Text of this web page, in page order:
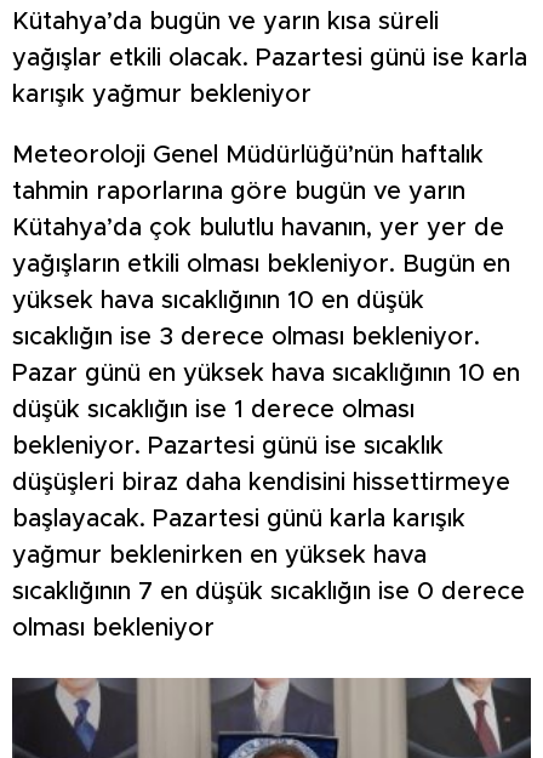
Kütahya’da bugün ve yarın kısa süreli
yağışlar etkili olacak. Pazartesi günü ise karla
karışık yağmur bekleniyor
Meteoroloji Genel Müdürlüğü’nün haftalık
tahmin raporlarına göre bugün ve yarın
Kütahya’da çok bulutlu havanın, yer yer de
yağışların etkili olması bekleniyor. Bugün en
yüksek hava sıcaklığının 10 en düşük
sıcaklığın ise 3 derece olması bekleniyor.
Pazar günü en yüksek hava sıcaklığının 10 en
düşük sıcaklığın ise 1 derece olması
bekleniyor. Pazartesi günü ise sıcaklık
düşüşleri biraz daha kendisini hissettirmeye
başlayacak. Pazartesi günü karla karışık
yağmur beklenirken en yüksek hava
sıcaklığının 7 en düşük sıcaklığın ise 0 derece
olması bekleniyor